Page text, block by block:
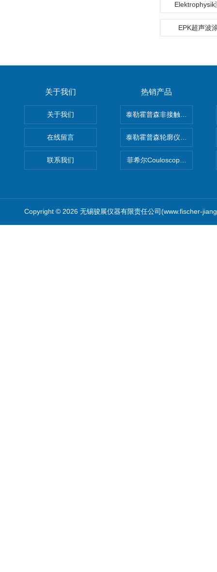
EPK超声波
关于我们
关于我们
在线留言
联系我们
热销产品
泰勒霍普森非接触式轮廓仪
泰勒霍普森轮廓仪|TAYLOR
菲希尔Couloscope CMS2电
Copyright © 2026 无锡骏展仪器有限责任公司(www.fischer-